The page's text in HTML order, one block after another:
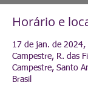
Horário e
17 de jan. de
Campestre, R. das
Campestre, Santo
Brasil